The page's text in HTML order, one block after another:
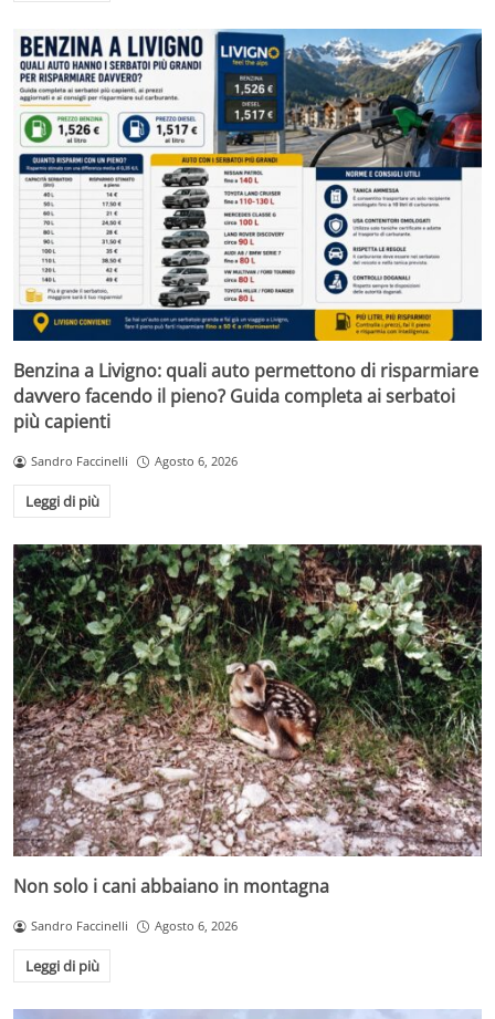
Benzina a Livigno: quali auto permettono di risparmiare
davvero facendo il pieno? Guida completa ai serbatoi
più capienti
Sandro Faccinelli Agosto 6, 2026
Leggi di più
Non solo i cani abbaiano in montagna
Sandro Faccinelli Agosto 6, 2026
Leggi di più